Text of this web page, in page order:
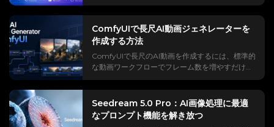
よびオクルージョンに左右される。 全体的に見
て、Kling Motion Controlは明確で連続的な身体
の動きには最適ですが、手の動き、小道具、非常
に速い動作は予測しにくいままです。 Klingモー
Motion Controlは、キャラクター画像と参照ビデ
オを使用して、実際の動き（ポーズ、タイミン
グ、ジェスチャー、および一部の表情）をキャラ
きを生成する標準的な画像から動画への変換とは
異なり、これは動画から直接パフォーマンスをコ
Metaがそれを移動させたことで、「vibes ai」は
いつの間にかAI動画における最も紛らわしい検索
語の一つになってしまった。 問題は、その名前が
同時に3つの方向を指し示していることだ。Meta
Vibes（フィード）、Vibes.ai（ジェネレータ
ー）、そしてMetaとは全く関係のない、模倣的
な「バイブ」アプリの数々。 さらに、本当に無料
なのか、ウォーターマークを回避できるのか、な
ぜ特定の国で読み込まれないのかなど、誰も意見
が一致していません。 このガイドでは、それらす
ComfyUIで長尺AI動画ジェネレーターを
作成する方法
ComfyUIで長尺のAI動画を作成するには、標準的
な動画ワークフローでフレーム数を増やすだけで
リ、生成時間、動きの一貫性、キャラクターの安
定性に対する要求が高まります。 実用的な長尺AI
動画生成ツールComfyUIのワークフローは、通
常、次の3つの方法を組み合わせます。まず、よ
Seedream 5.0 Pro：AI画像処理に最適
なプロンプト機能を解き放つ